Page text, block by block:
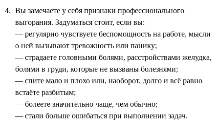
Вы замечаете у себя признаки профессионального
выгорания. Задуматься стоит, если вы:
— регулярно чувствуете беспомощность на работе, мысли
о ней вызывают тревожность или панику;
— страдаете головными болями, расстройствами желудка,
болями в груди, которые не вызваны болезнями;
— спите мало и плохо или, наоборот, долго и всё равно
встаёте разбитым;
— болеете значительно чаще, чем обычно;
— стали больше ошибаться при выполнении задач.